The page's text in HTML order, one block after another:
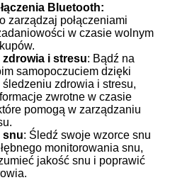
Bluetooth:
zarządzaj połączeniami
w czasie wolnym
i stresu: Bądź na
samopoczuciem dzięki
zdrowia i stresu,
zwrotne w czasie
pomogą w zarządzaniu
snu: Śledź swoje wzorce snu
monitorowania snu,
jakość snu i poprawić